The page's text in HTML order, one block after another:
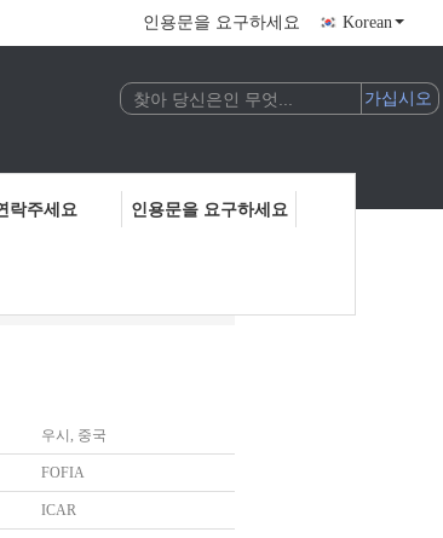
인용문을 요구하세요 Korean
락주세요 인용문을 요구하세요
우시, 중국
FOFIA
ICAR